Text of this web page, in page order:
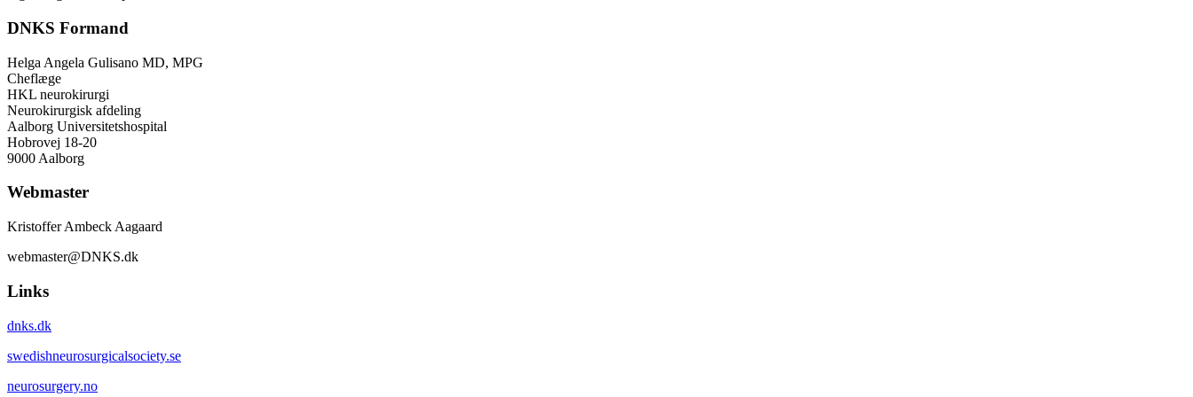
DNKS Formand
Helga Angela Gulisano MD, MPG
Cheflæge
HKL neurokirurgi
Neurokirurgisk afdeling
Aalborg Universitetshospital
Hobrovej 18-20
9000 Aalborg
Webmaster
Kristoffer Ambeck Aagaard
webmaster@DNKS.dk
Links
dnks.dk
swedishneurosurgicalsociety.se
neurosurgery.no